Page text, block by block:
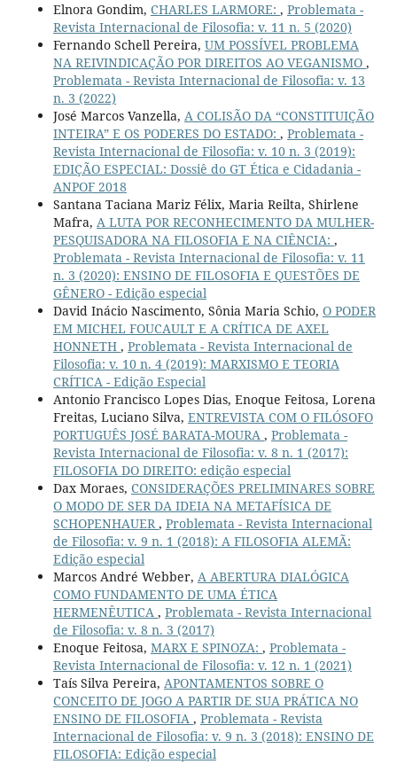
Elnora Gondim, CHARLES LARMORE: , Problemata -
Revista Internacional de Filosofia: v. 11 n. 5 (2020)
Fernando Schell Pereira, UM POSSÍVEL PROBLEMA
NA REIVINDICAÇÃO POR DIREITOS AO VEGANISMO ,
Problemata - Revista Internacional de Filosofia: v. 13
n. 3 (2022)
José Marcos Vanzella, A COLISÃO DA “CONSTITUIÇÃO
INTEIRA” E OS PODERES DO ESTADO: , Problemata -
Revista Internacional de Filosofia: v. 10 n. 3 (2019):
EDIÇÃO ESPECIAL: Dossiê do GT Ética e Cidadania -
ANPOF 2018
Santana Taciana Mariz Félix, Maria Reilta, Shirlene
Mafra, A LUTA POR RECONHECIMENTO DA MULHER-
PESQUISADORA NA FILOSOFIA E NA CIÊNCIA: ,
Problemata - Revista Internacional de Filosofia: v. 11
n. 3 (2020): ENSINO DE FILOSOFIA E QUESTÕES DE
GÊNERO - Edição especial
David Inácio Nascimento, Sônia Maria Schio, O PODER
EM MICHEL FOUCAULT E A CRÍTICA DE AXEL
HONNETH , Problemata - Revista Internacional de
Filosofia: v. 10 n. 4 (2019): MARXISMO E TEORIA
CRÍTICA - Edição Especial
Antonio Francisco Lopes Dias, Enoque Feitosa, Lorena
Freitas, Luciano Silva, ENTREVISTA COM O FILÓSOFO
PORTUGUÊS JOSÉ BARATA-MOURA , Problemata -
Revista Internacional de Filosofia: v. 8 n. 1 (2017):
FILOSOFIA DO DIREITO: edição especial
Dax Moraes, CONSIDERAÇÕES PRELIMINARES SOBRE
O MODO DE SER DA IDEIA NA METAFÍSICA DE
SCHOPENHAUER, Problemata - Revista Internacional
de Filosofia: v. 9 n. 1 (2018): A FILOSOFIA ALEMÃ:
Edição especial
Marcos André Webber, A ABERTURA DIALÓGICA
COMO FUNDAMENTO DE UMA ÉTICA
HERMENÊUTICA , Problemata - Revista Internacional
de Filosofia: v. 8 n. 3 (2017)
Enoque Feitosa, MARX E SPINOZA: , Problemata -
Revista Internacional de Filosofia: v. 12 n. 1 (2021)
Taís Silva Pereira, APONTAMENTOS SOBRE O
CONCEITO DE JOGO A PARTIR DE SUA PRÁTICA NO
ENSINO DE FILOSOFIA , Problemata - Revista
Internacional de Filosofia: v. 9 n. 3 (2018): ENSINO DE
FILOSOFIA: Edição especial